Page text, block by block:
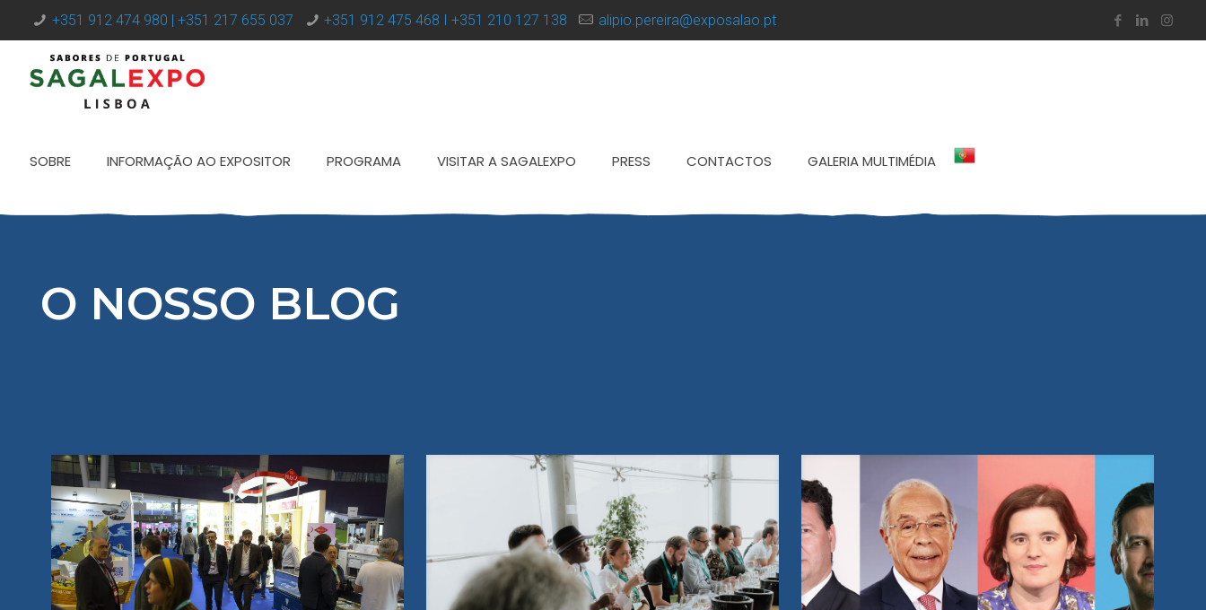
+351 912 474 980 | +351 217 655 037 +351 912 475 468 I +351 210 127 138 alipio.pereira@exposalao.pt
SOBRE INFORMAÇÃO AO EXPOSITOR PROGRAMA VISITAR A SAGALEXPO PRESS CONTACTOS GALERIA MULTIMÉDIA
O NOSSO BLOG